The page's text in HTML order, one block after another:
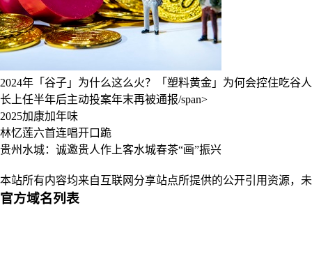
2024年「谷子」为什么这么火？「塑料黄金」为何会控住吃谷
长上任半年后主动投案年末再被通报/span>
2025加康加年味
林忆莲六首连唱开口跪
贵州水城：诚邀贵人作上客水城春茶“画”振兴
本站所有内容均来自互联网分享站点所提供的公开引用资源，
官方域名列表